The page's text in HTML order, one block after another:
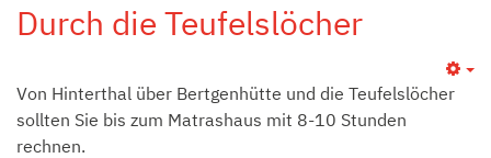
Durch die Teufelslöcher
Von Hinterthal über Bertgenhütte und die Teufelslöcher
sollten Sie bis zum Matrashaus mit 8-10 Stunden
rechnen.